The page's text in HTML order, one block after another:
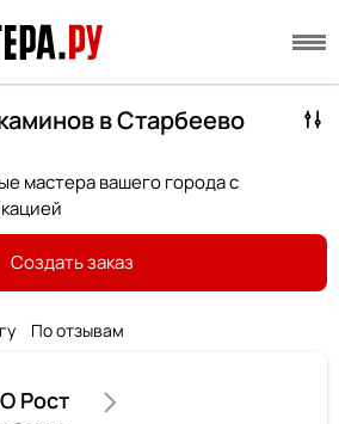
в Старбеево
мастера вашего города с
Создать заказ
По отзывам
Рост